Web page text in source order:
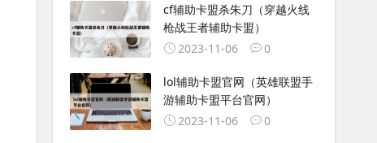
cf辅助卡盟杀朱刀（穿越火线
枪战王者辅助卡盟）
2023-11-06
0
lol辅助卡盟官网（英雄联盟手
游辅助卡盟平台官网）
2023-11-06
0